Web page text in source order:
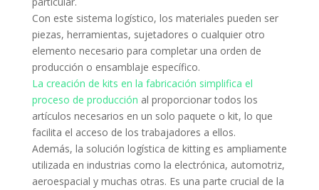
Con este sistema logístico, los materiales pueden ser
piezas, herramientas, sujetadores o cualquier otro
elemento necesario para completar una orden de
producción o ensamblaje específico.
La creación de kits en la fabricación simplifica el
proceso de producción al proporcionar todos los
artículos necesarios en un solo paquete o kit, lo que
facilita el acceso de los trabajadores a ellos.
Además, la solución logística de kitting es ampliamente
utilizada en industrias como la electrónica, automotriz,
aeroespacial y muchas otras. Es una parte crucial de la